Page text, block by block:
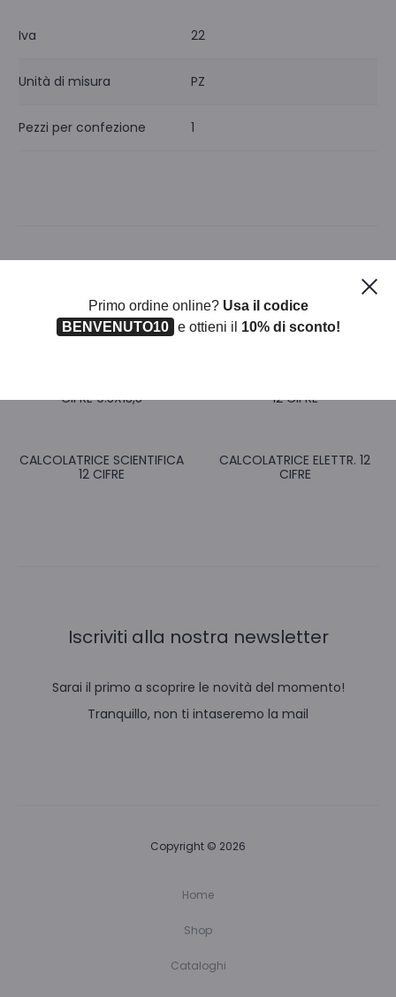
Iva 22
Unità di misura PZ
Pezzi per confezione 1
CIFRE 9.5X13,5
12 CIFRE
CALCOLATRICE SCIENTIFICA
12 CIFRE
CALCOLATRICE ELETTR. 12
CIFRE
Iscriviti alla nostra newsletter
Sarai il primo a scoprire le novità del momento!
Tranquillo, non ti intaseremo la mail
Copyright © 2026
Home
Shop
Cataloghi
Primo ordine online? Usa il codice
BENVENUTO10
e ottieni il 10% di sconto!